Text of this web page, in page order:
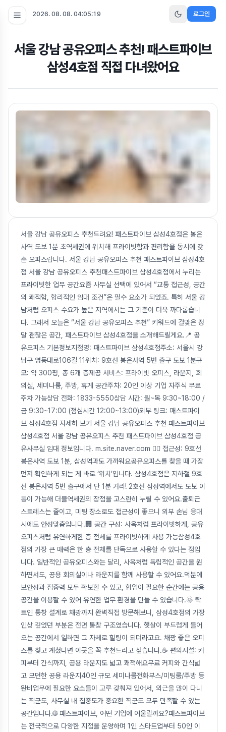
2026. 08. 08. 04:05:20 로그인
서울 강남 공유오피스 추천! 패스트파이브
삼성4호점 직접 다녀왔어요
서울 강남 공유오피스 추천드려요! 패스트파이브 삼성4호점은 봉은
사역 도보 1분 초역세권에 위치해 프라이빗함과 편리함을 동시에 갖
춘 오피스랍니다. 서울 강남 공유오피스 추천 패스트파이브 삼성4호
점 서울 강남 공유오피스 추천패스트파이브 삼성4호점에서 누리는
프라이빗한 업무 공간요즘 사무실 선택에 있어서 “교통 접근성, 공간
의 쾌적함, 합리적인 임대 조건”은 필수 요소가 되었죠. 특히 서울 강
남처럼 오피스 수요가 높은 지역에서는 그 기준이 더욱 까다롭습니
다. 그래서 오늘은 “서울 강남 공유오피스 추천” 키워드에 걸맞은 정
말 괜찮은 공간, 패스트파이브 삼성4호점을 소개해드릴게요.📍 공
유오피스 기본정보지점명: 패스트파이브 삼성4호점주소: 서울시 강
남구 영동대로106길 11위치: 9호선 봉은사역 5번 출구 도보 1분규
모: 약 300평, 총 6개 층제공 서비스: 프라이빗 오피스, 라운지, 회
의실, 세미나룸, 주방, 휴게 공간주차: 20인 이상 기업 자주식 무료
주차 가능상담 전화: 1833-5550상담 시간: 월~목 9:30~18:00 /
금 9:30~17:00 (점심시간 12:00~13:00)외부 링크: 패스트파이
브 삼성4호점 자세히 보기 서울 강남 공유오피스 추천 패스트파이브
삼성4호점 서울 강남 공유오피스 추천 패스트파이브 삼성4호점 공
유사무실 임대 정보입니다. m.site.naver.com 🚶‍♀️ 접근성: 9호선
봉은사역 도보 1분, 삼성역과도 가까워요공유오피스를 찾을 때 가장
먼저 확인하게 되는 게 바로 ‘위치’입니다. 삼성4호점은 지하철 9호
선 봉은사역 5번 출구에서 단 1분 거리! 2호선 삼성역에서도 도보 이
동이 가능해 더블역세권의 장점을 고스란히 누릴 수 있어요.출퇴근
스트레스는 줄이고, 미팅 장소로도 접근성이 좋으니 외부 손님 응대
시에도 안성맞춤입니다.🏢 공간 구성: 사옥처럼 프라이빗하게, 공유
오피스처럼 유연하게한 층 전체를 프라이빗하게 사용 가능삼성4호
점의 가장 큰 매력은 한 층 전체를 단독으로 사용할 수 있다는 점입
니다. 일반적인 공유오피스와는 달리, 사옥처럼 독립적인 공간을 원
하면서도, 공용 회의실이나 라운지를 함께 사용할 수 있어요.덕분에
보안성과 집중력 모두 확보할 수 있고, 협업이 필요한 순간에는 공용
공간을 이용할 수 있어 유연한 업무 환경을 만들 수 있습니다.🌞 탁
트인 통창 설계로 채광까지 완벽직접 방문해보니, 삼성4호점의 가장
인상 깊었던 부분은 전면 통창 구조였습니다. 햇살이 부드럽게 들어
오는 공간에서 일하면 그 자체로 힐링이 되더라고요. 채광 좋은 오피
스를 찾고 계셨다면 이곳을 꼭 추천드리고 싶습니다.☕ 편의시설: 커
피부터 간식까지, 공용 라운지도 넓고 쾌적해요무료 커피와 간식넓
고 모던한 공용 라운지40인 규모 세미나룸전화부스/미팅룸/주방 등
완비업무에 필요한 요소들이 고루 갖춰져 있어서, 외근을 많이 다니
는 직군도, 사무실 내 집중도가 중요한 직군도 모두 만족할 수 있는
공간입니다.🌐 패스트파이브, 어떤 기업에 어울릴까요?패스트파이브
는 전국적으로 다양한 지점을 운영하며 1인 스타트업부터 50인 이